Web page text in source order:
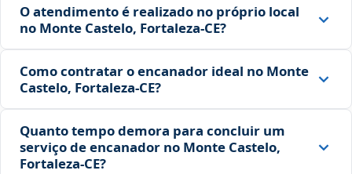
O atendimento é realizado no próprio local
no Monte Castelo, Fortaleza‑CE?
Como contratar o encanador ideal no Monte
Castelo, Fortaleza‑CE?
Quanto tempo demora para concluir um
serviço de encanador no Monte Castelo,
Fortaleza‑CE?